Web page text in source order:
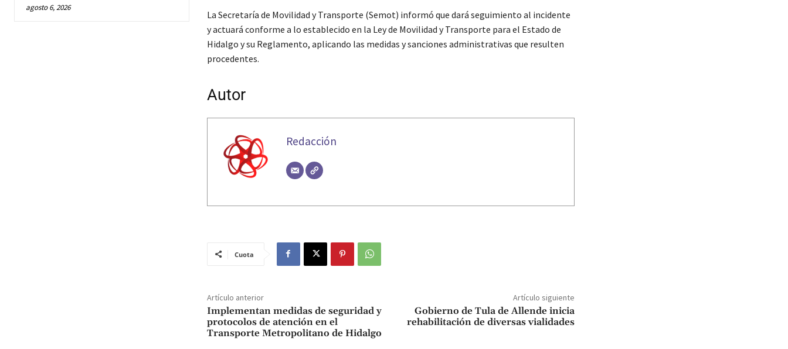
agosto 6, 2026
La Secretaría de Movilidad y Transporte (Semot) informó que dará seguimiento al incidente
y actuará conforme a lo establecido en la Ley de Movilidad y Transporte para el Estado de
Hidalgo y su Reglamento, aplicando las medidas y sanciones administrativas que resulten
procedentes.
Autor
Redacción
Cuota
Artículo anterior
Implementan medidas de seguridad y
protocolos de atención en el
Transporte Metropolitano de Hidalgo
Artículo siguiente
Gobierno de Tula de Allende inicia
rehabilitación de diversas vialidades